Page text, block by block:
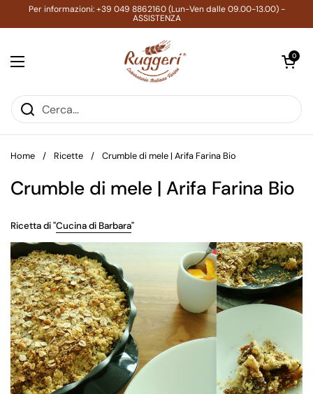
Passa ai contenuti
Per informazioni: +39 049 8862160 (Lun-Ven dalle 09.00-13.00) -
ASSISTENZA
Apri menu
Apri carrello
0
Home / Ricette / Crumble di mele | Arifa Farina Bio
Crumble di mele | Arifa Farina Bio
Ricetta di "Cucina di Barbara"